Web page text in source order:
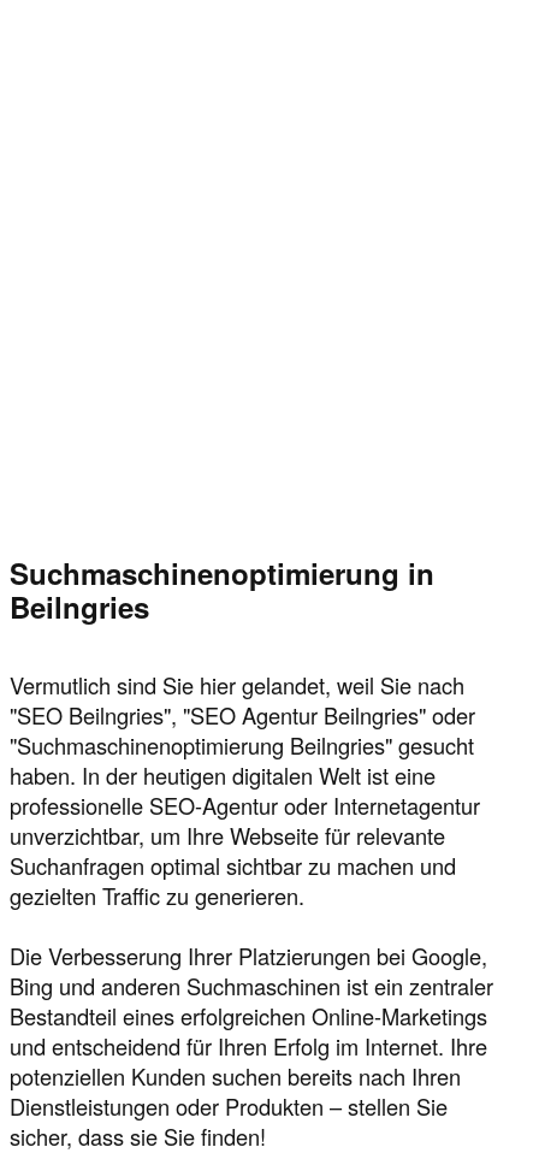
Suchmaschinenoptimierung in
Beilngries
Vermutlich sind Sie hier gelandet, weil Sie nach
"SEO Beilngries", "SEO Agentur Beilngries" oder
"Suchmaschinenoptimierung Beilngries" gesucht
haben. In der heutigen digitalen Welt ist eine
professionelle SEO-Agentur oder Internetagentur
unverzichtbar, um Ihre Webseite für relevante
Suchanfragen optimal sichtbar zu machen und
gezielten Traffic zu generieren.
Die Verbesserung Ihrer Platzierungen bei Google,
Bing und anderen Suchmaschinen ist ein zentraler
Bestandteil eines erfolgreichen Online-Marketings
und entscheidend für Ihren Erfolg im Internet. Ihre
potenziellen Kunden suchen bereits nach Ihren
Dienstleistungen oder Produkten – stellen Sie
sicher, dass sie Sie finden!